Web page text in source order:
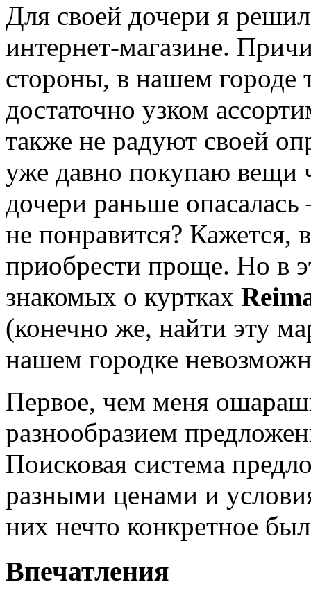
Для своей дочери я
интернет-магазине.
стороны, в нашем городе
достаточно узком
также не радуют своей
уже давно покупаю вещи
дочери раньше
не понравится? Кажется,
приобрести проще. Но в
знакомых о куртках
(конечно же, найти эту
нашем городке
Первое, чем меня
разнообразием
Поисковая система
разными ценами и
них нечто конкретное
Впечатления